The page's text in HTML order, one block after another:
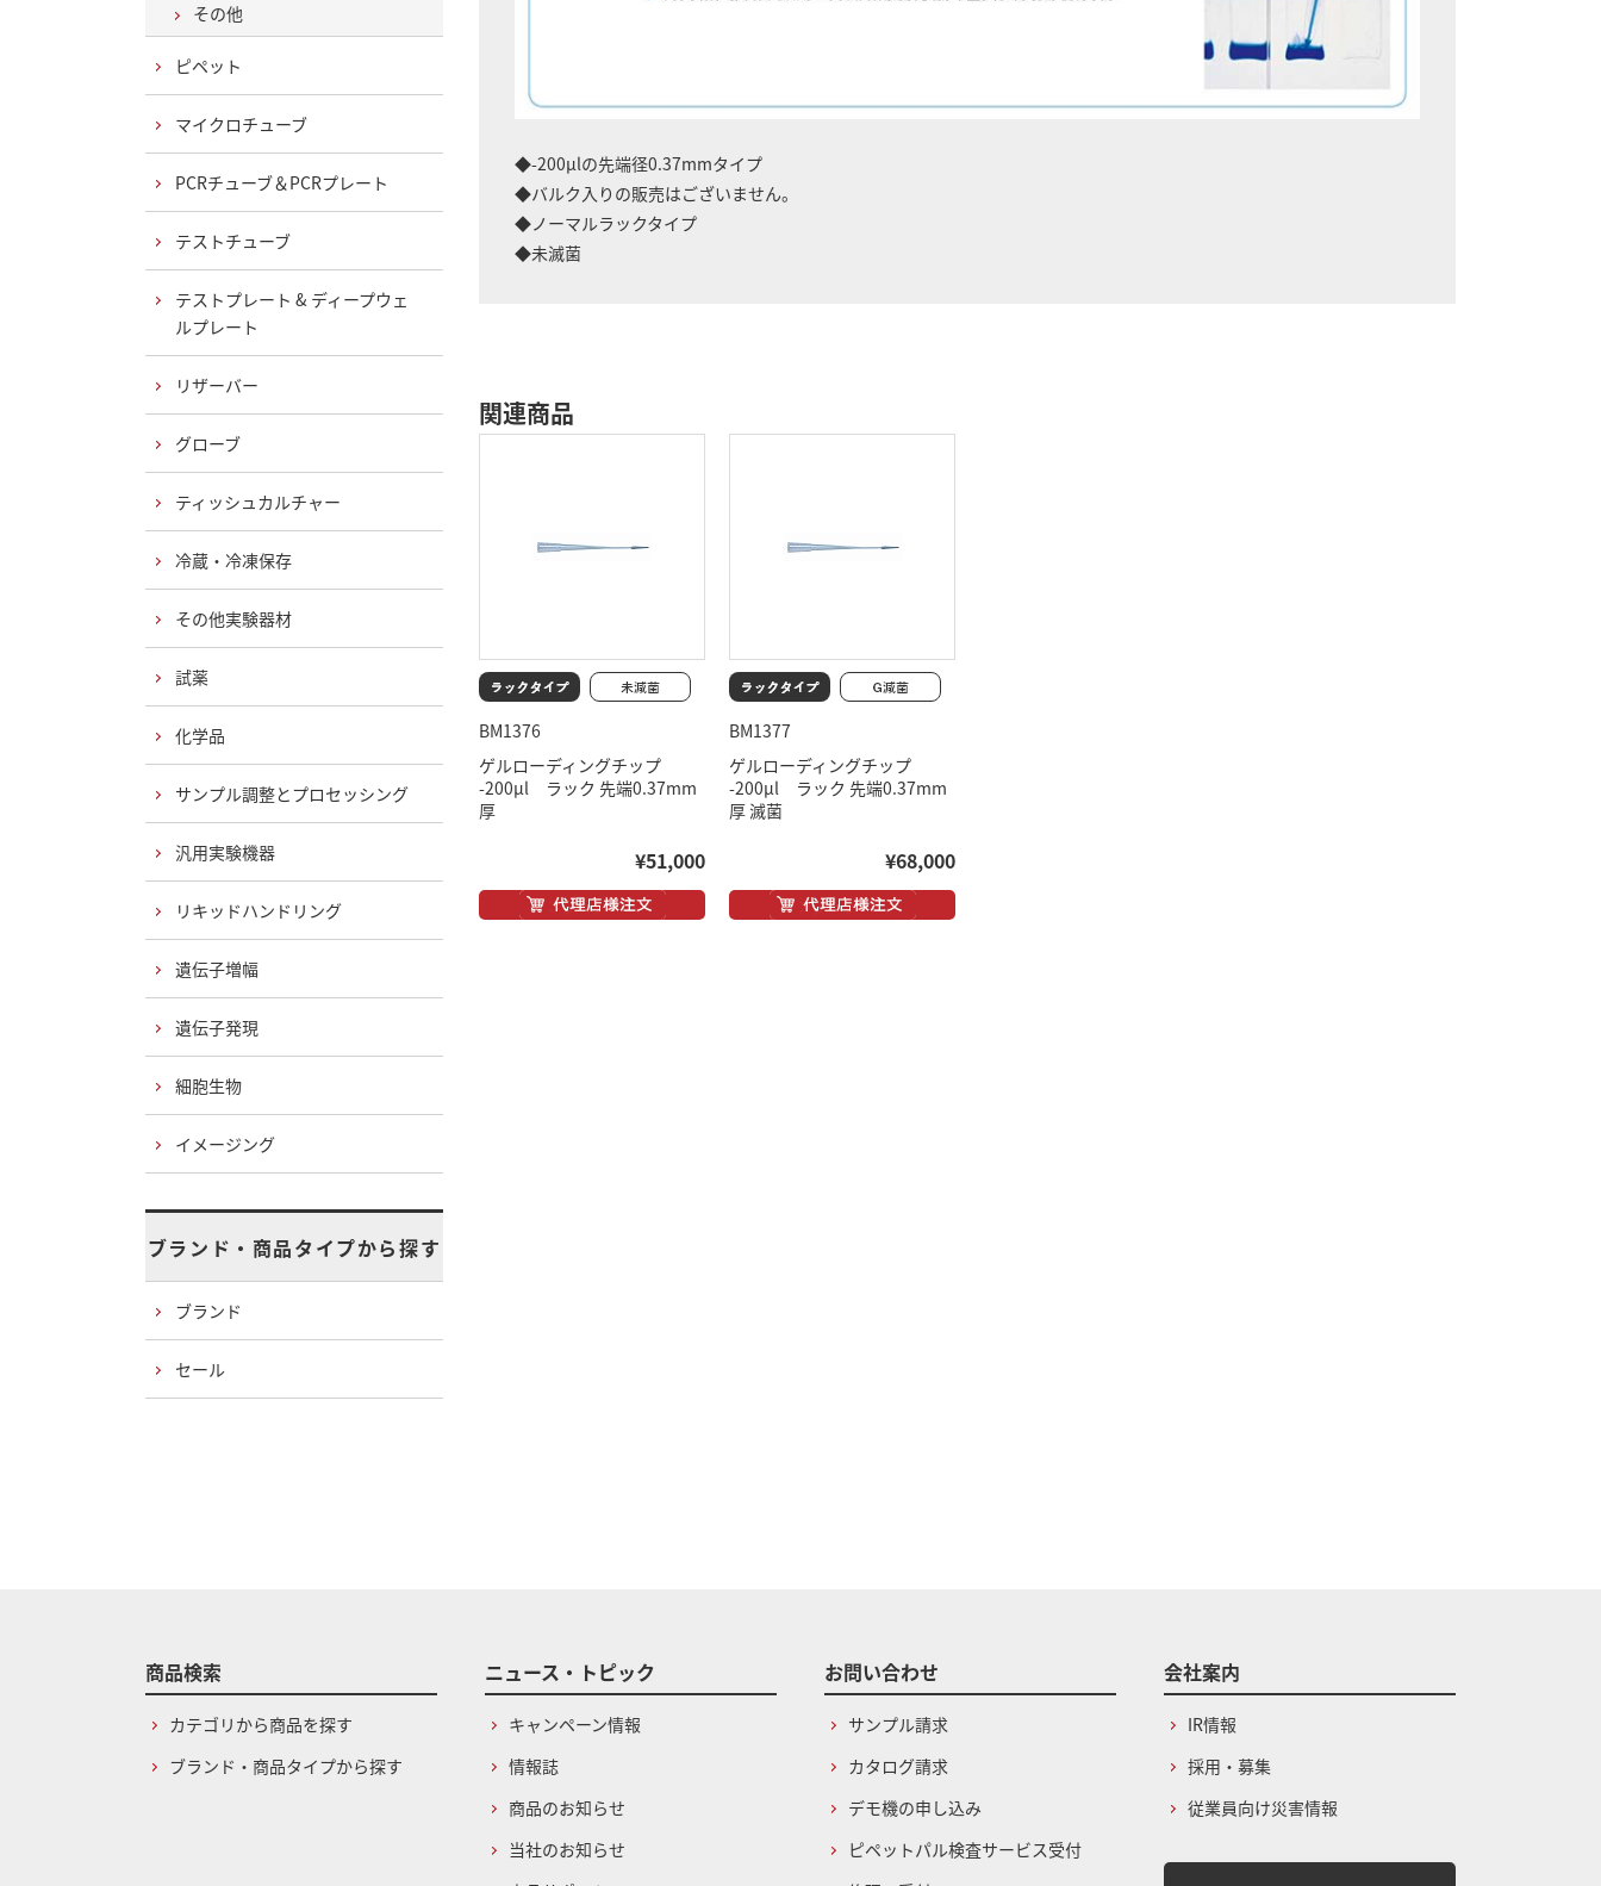
◆-200μlの先端径0.37mmタイプ
◆バルク入りの販売はございません。
◆ノーマルラックタイプ
◆未滅菌
関連商品
BM1376
ゲルローディングチップ
-200μl ラック 先端0.37mm
厚
¥51,000
BM1377
ゲルローディングチップ
-200μl ラック 先端0.37mm
厚 滅菌
¥68,000
その他
ピペット
マイクロチューブ
PCRチューブ＆PCRプレート
テストチューブ
テストプレート & ディープウェ
ルプレート
リザーバー
グローブ
ティッシュカルチャー
冷蔵・冷凍保存
その他実験器材
試薬
化学品
サンプル調整とプロセッシング
汎用実験機器
リキッドハンドリング
遺伝子増幅
遺伝子発現
細胞生物
イメージング
ブランド・商品タイプから探す
ブランド
セール
商品検索
カテゴリから商品を探す
ブランド・商品タイプから探す
ニュース・トピック
キャンペーン情報
情報誌
商品のお知らせ
当社のお知らせ
お問い合わせ
サンプル請求
カタログ請求
デモ機の申し込み
ピペットパル検査サービス受付
会社案内
IR情報
採用・募集
従業員向け災害情報